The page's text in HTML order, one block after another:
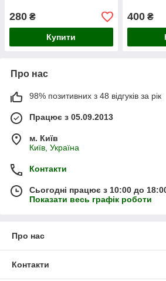
280 ₴
Купити
400₴
Про нас
98% позитивних з 48 відгуків за рік
Працює з 05.09.2013
м. Київ
Київ, Україна
Контакти
Сьогодні працює з 10:00 до
Показати весь графік роботи
Про нас
Контакти